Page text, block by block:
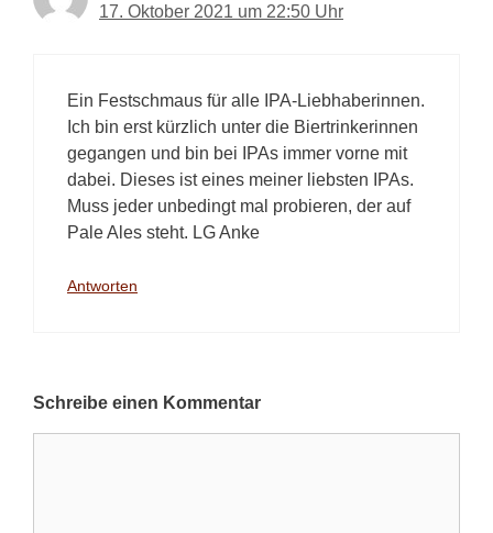
17. Oktober 2021 um 22:50 Uhr
Ein Festschmaus für alle IPA-Liebhaberinnen.
Ich bin erst kürzlich unter die Biertrinkerinnen
gegangen und bin bei IPAs immer vorne mit
dabei. Dieses ist eines meiner liebsten IPAs.
Muss jeder unbedingt mal probieren, der auf
Pale Ales steht. LG Anke
Antworten
Schreibe einen Kommentar